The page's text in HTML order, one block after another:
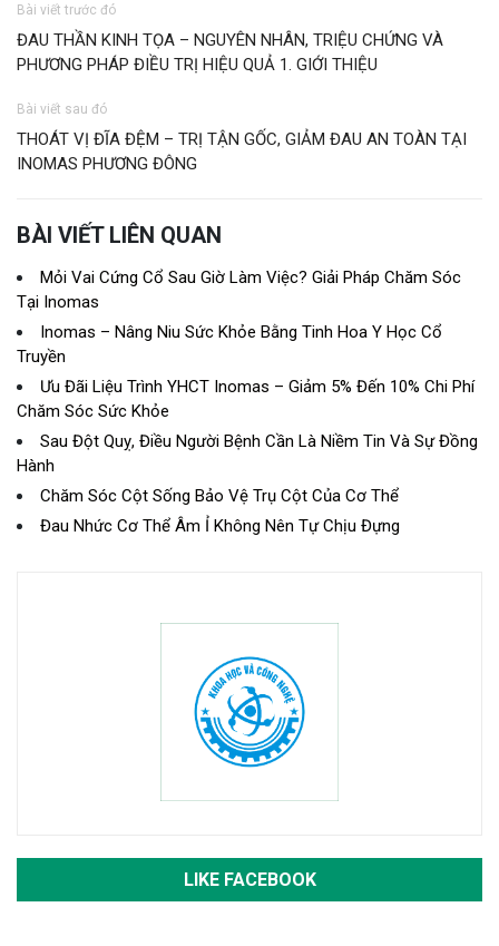
Bài viết trước đó
ĐAU THẦN KINH TỌA – NGUYÊN NHÂN, TRIỆU CHỨNG VÀ
PHƯƠNG PHÁP ĐIỀU TRỊ HIỆU QUẢ 1. GIỚI THIỆU
Bài viết sau đó
THOÁT VỊ ĐĨA ĐỆM – TRỊ TẬN GỐC, GIẢM ĐAU AN TOÀN TẠI
INOMAS PHƯƠNG ĐÔNG
BÀI VIẾT LIÊN QUAN
Mỏi Vai Cứng Cổ Sau Giờ Làm Việc? Giải Pháp Chăm Sóc
Tại Inomas
Inomas – Nâng Niu Sức Khỏe Bằng Tinh Hoa Y Học Cổ
Truyền
Ưu Đãi Liệu Trình YHCT Inomas – Giảm 5% Đến 10% Chi Phí
Chăm Sóc Sức Khỏe
Sau Đột Quỵ, Điều Người Bệnh Cần Là Niềm Tin Và Sự Đồng
Hành
Chăm Sóc Cột Sống Bảo Vệ Trụ Cột Của Cơ Thể
Đau Nhức Cơ Thể Âm Ỉ Không Nên Tự Chịu Đựng
LIKE FACEBOOK